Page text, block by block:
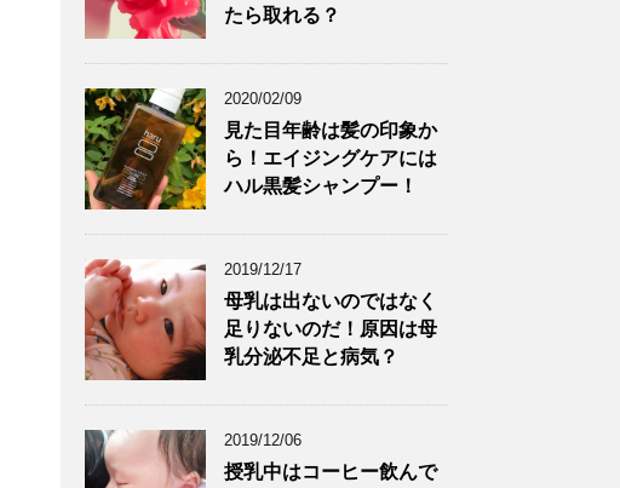
たら取れる？
2020/02/09
見た目年齢は髪の印象か
ら！エイジングケアには
ハル黒髪シャンプー！
2019/12/17
母乳は出ないのではなく
足りないのだ！原因は母
乳分泌不足と病気？
2019/12/06
授乳中はコーヒー飲んで